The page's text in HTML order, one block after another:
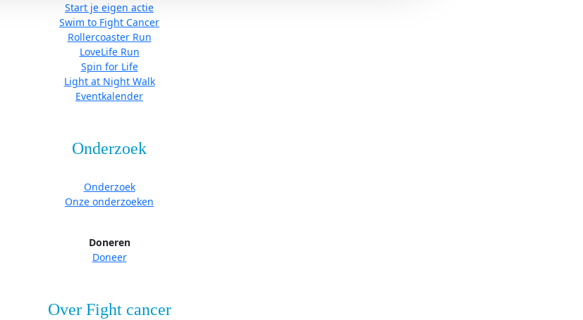
Start je eigen actie
Swim to Fight Cancer
Rollercoaster Run
LoveLife Run
Spin for Life
Light at Night Walk
Eventkalender
Onderzoek
Onderzoek
Onze onderzoeken
Doneren
Doneer
Over Fight cancer